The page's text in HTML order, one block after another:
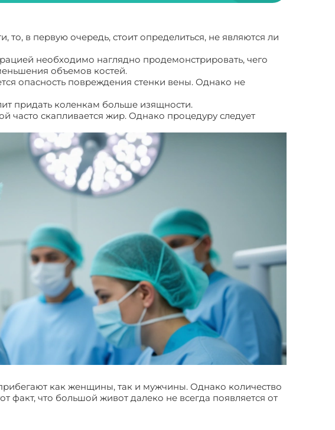
в первую очередь, стоит определиться, не являются ли
необходимо наглядно продемонстрировать, чего
объемов костей.
опасность повреждения стенки вены. Однако не
придать коленкам больше изящности.
часто скапливается жир. Однако процедуру следует
как женщины, так и мужчины. Однако количество
что большой живот далеко не всегда появляется от